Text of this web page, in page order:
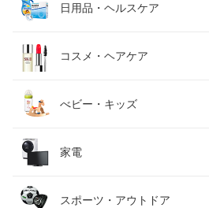
メンズファッション
キッズファッション
ベビーファッション
インナー・下着・ナイトウェア
バッグ・小物・ブランド雑貨
食品
スイーツ・お菓子
水・ソフトドリンク
ビール・洋酒
ワイン
日用品・ヘルスケア
日用品雑貨・文房具・手芸
ダイエット・健康
医薬品・コンタクト・介護
コスメ・ヘアケア
美容・コスメ・香水
べビー・キッズ
キッズ・ベビー・マタニティ
おもちゃ
家電
家電
スポーツ・アウトドア